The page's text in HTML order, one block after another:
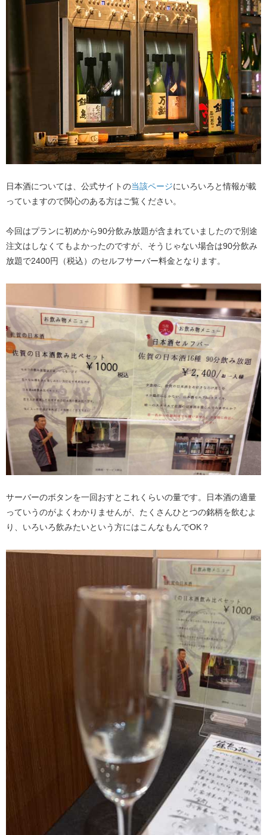
日本酒については、公式サイトの​当該ページにいろいろと情報が載
っていますので関心のある方はご覧ください。
今回はプランに初めから90分飲み放題が含まれていましたので別途
注文はしなくてもよかったのですが、そうじゃない場合は90分飲み
放題で2400円（税込）のセルフサーバー料金となります。
サーバーのボタンを一回おすとこれくらいの量です。日本酒の適量
っていうのがよくわかりませんが、たくさんひとつの銘柄を飲むよ
り、いろいろ飲みたいという方にはこんなもんでOK？